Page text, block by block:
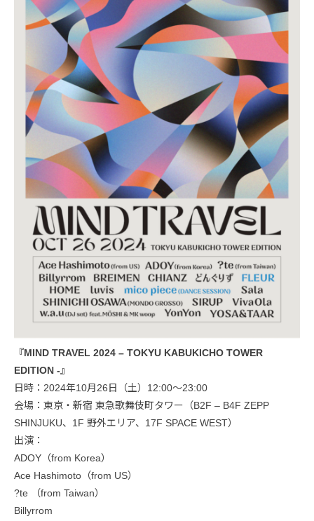
『MIND TRAVEL 2024 – TOKYU KABUKICHO TOWER
EDITION -』
日時：2024年10月26日（土）12:00〜23:00
会場：東京・新宿 東急歌舞伎町タワー（B2F – B4F ZEPP
SHINJUKU、1F 野外エリア、17F SPACE WEST）
出演：
ADOY（from Korea）
Ace Hashimoto（from US）
?te （from Taiwan）
Billyrrom